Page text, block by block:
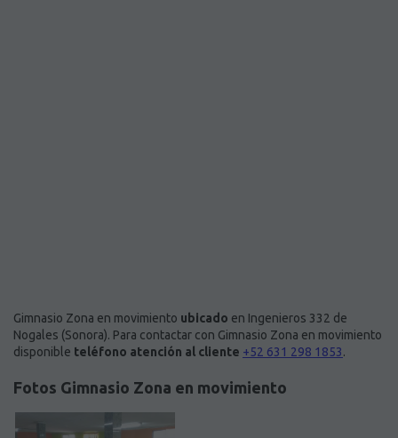
Gimnasio Zona en movimiento ubicado en Ingenieros 332 de
Nogales (Sonora). Para contactar con Gimnasio Zona en movimiento
disponible teléfono atención al cliente +52 631 298 1853.
Fotos Gimnasio Zona en movimiento